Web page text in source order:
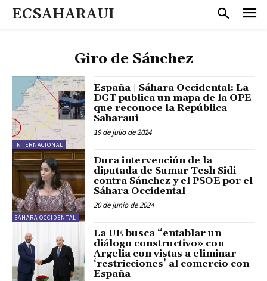
ECSAHARAUI
Giro de Sánchez
INTERNACIONAL
España | Sáhara Occidental: La
DGT publica un mapa de la OPE
que reconoce la República
Saharaui
19 de julio de 2024
SÁHARA OCCIDENTAL
Dura intervención de la
diputada de Sumar Tesh Sidi
contra Sánchez y el PSOE por el
Sáhara Occidental
20 de junio de 2024
La UE busca “entablar un
diálogo constructivo» con
Argelia con vistas a eliminar
‘restricciones’ al comercio con
España